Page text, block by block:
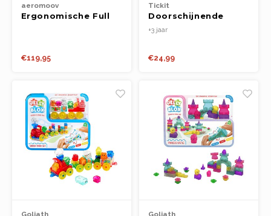
aeromoov
Ergonomische Full
€119,95
Tickit
Doorschijnende
Gekleurde
+3 jaar
€24,99
Goliath Goliath